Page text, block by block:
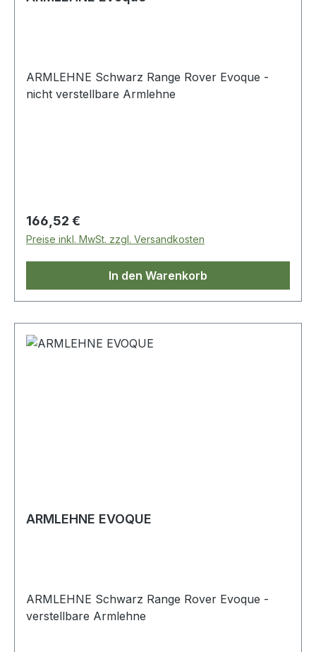
ARMLEHNE Schwarz Range Rover Evoque -
nicht verstellbare Armlehne
Regulärer Preis:
166,52 €
Preise inkl. MwSt. zzgl. Versandkosten
In den Warenkorb
ARMLEHNE EVOQUE
ARMLEHNE Schwarz Range Rover Evoque -
verstellbare Armlehne